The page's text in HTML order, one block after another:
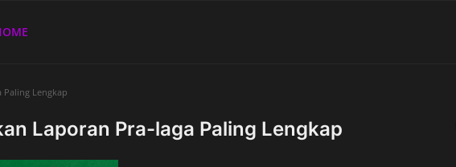
Paling Lengkap
Laporan Pra-laga Paling Lengkap